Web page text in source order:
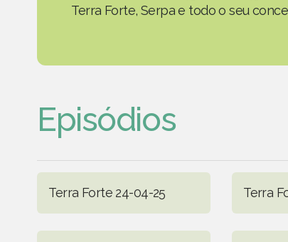
Terra Forte, Serpa e todo o seu
Episódios
Terra Forte 24-04-25 Terra